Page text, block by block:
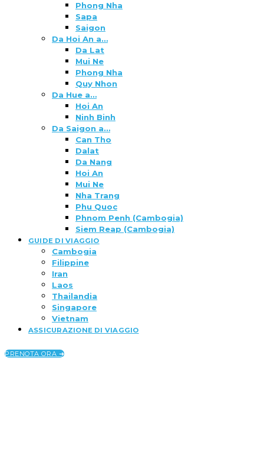
Phong Nha
Sapa
Saigon
Da Hoi An a…
Da Lat
Mui Ne
Phong Nha
Quy Nhon
Da Hue a…
Hoi An
Ninh Binh
Da Saigon a…
Can Tho
Dalat
Da Nang
Hoi An
Mui Ne
Nha Trang
Phu Quoc
Phnom Penh (Cambogia)
Siem Reap (Cambogia)
GUIDE DI VIAGGIO
Cambogia
Filippine
Iran
Laos
Thailandia
Singapore
Vietnam
ASSICURAZIONE DI VIAGGIO
PRENOTA ORA ➜